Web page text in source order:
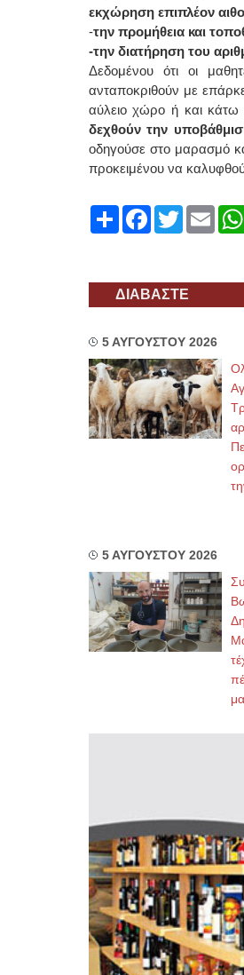
εκχώρηση επιπλέον
-την προμήθεια και
-την διατήρηση του
Δεδομένου ότι οι
ανταποκριθούν με
αύλειο χώρο ή και κάτω
δεχθούν την
οδηγούσε στο μαρασμό
προκειμένου να
ShareFacebook
Twitter
ΔΙΑΒΑΣΤΕ
5 ΑΥΓΟΥΣΤΟΥ 2026
5 ΑΥΓΟΥΣΤΟΥ 2026